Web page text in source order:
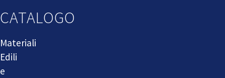
CATALOGO
Materiali
Edili
e